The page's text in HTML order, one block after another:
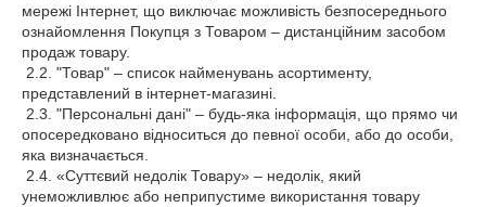
мережі Інтернет, що виключає можливість безпосереднього
ознайомлення Покупця з Товаром – дистанційним засобом
продаж товару.
2.2. "Товар" – список найменувань асортименту,
представлений в інтернет-магазині.
2.3. "Персональні дані" – будь-яка інформація, що прямо чи
опосередковано відноситься до певної особи, або до особи,
яка визначається.
2.4. «Суттєвий недолік Товару» – недолік, який
унеможливлює або неприпустиме використання товару